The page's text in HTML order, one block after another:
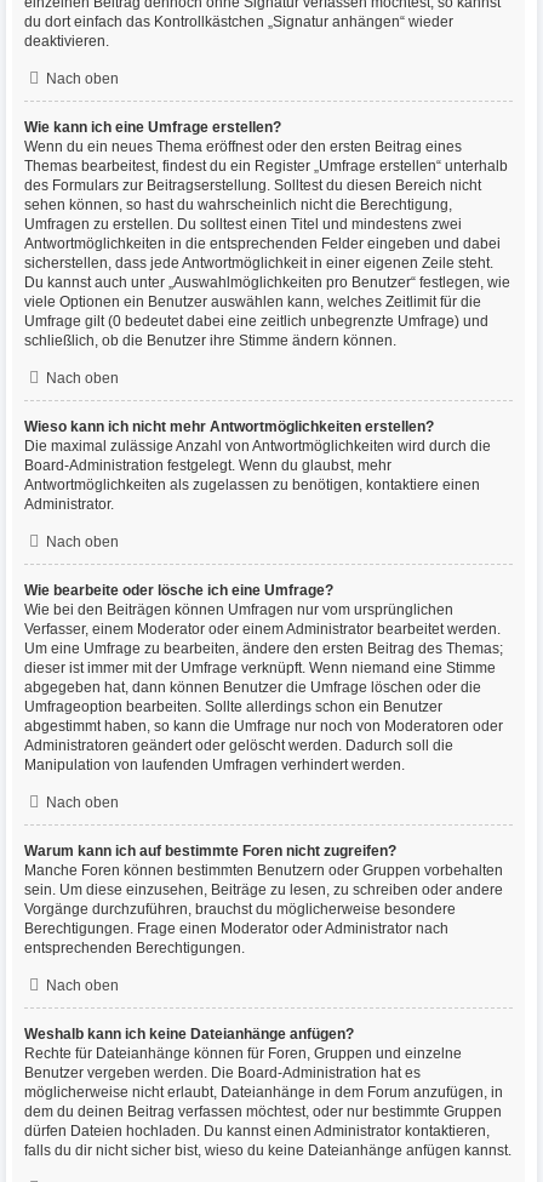
du dort einfach das Kontrollkästchen „Signatur anhängen“ wieder
deaktivieren.
Nach oben
Wie kann ich eine Umfrage erstellen?
Wenn du ein neues Thema eröffnest oder den ersten Beitrag eines
Themas bearbeitest, findest du ein Register „Umfrage erstellen“ unterhalb
des Formulars zur Beitragserstellung. Solltest du diesen Bereich nicht
sehen können, so hast du wahrscheinlich nicht die Berechtigung,
Umfragen zu erstellen. Du solltest einen Titel und mindestens zwei
Antwortmöglichkeiten in die entsprechenden Felder eingeben und dabei
sicherstellen, dass jede Antwortmöglichkeit in einer eigenen Zeile steht.
Du kannst auch unter „Auswahlmöglichkeiten pro Benutzer“ festlegen, wie
viele Optionen ein Benutzer auswählen kann, welches Zeitlimit für die
Umfrage gilt (0 bedeutet dabei eine zeitlich unbegrenzte Umfrage) und
schließlich, ob die Benutzer ihre Stimme ändern können.
Nach oben
Wieso kann ich nicht mehr Antwortmöglichkeiten erstellen?
Die maximal zulässige Anzahl von Antwortmöglichkeiten wird durch die
Board-Administration festgelegt. Wenn du glaubst, mehr
Antwortmöglichkeiten als zugelassen zu benötigen, kontaktiere einen
Administrator.
Nach oben
Wie bearbeite oder lösche ich eine Umfrage?
Wie bei den Beiträgen können Umfragen nur vom ursprünglichen
Verfasser, einem Moderator oder einem Administrator bearbeitet werden.
Um eine Umfrage zu bearbeiten, ändere den ersten Beitrag des Themas;
dieser ist immer mit der Umfrage verknüpft. Wenn niemand eine Stimme
abgegeben hat, dann können Benutzer die Umfrage löschen oder die
Umfrageoption bearbeiten. Sollte allerdings schon ein Benutzer
abgestimmt haben, so kann die Umfrage nur noch von Moderatoren oder
Administratoren geändert oder gelöscht werden. Dadurch soll die
Manipulation von laufenden Umfragen verhindert werden.
Nach oben
Warum kann ich auf bestimmte Foren nicht zugreifen?
Manche Foren können bestimmten Benutzern oder Gruppen vorbehalten
sein. Um diese einzusehen, Beiträge zu lesen, zu schreiben oder andere
Vorgänge durchzuführen, brauchst du möglicherweise besondere
Berechtigungen. Frage einen Moderator oder Administrator nach
entsprechenden Berechtigungen.
Nach oben
Weshalb kann ich keine Dateianhänge anfügen?
Rechte für Dateianhänge können für Foren, Gruppen und einzelne
Benutzer vergeben werden. Die Board-Administration hat es
möglicherweise nicht erlaubt, Dateianhänge in dem Forum anzufügen, in
dem du deinen Beitrag verfassen möchtest, oder nur bestimmte Gruppen
dürfen Dateien hochladen. Du kannst einen Administrator kontaktieren,
falls du dir nicht sicher bist, wieso du keine Dateianhänge anfügen kannst.